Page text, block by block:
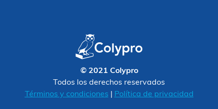
© 2021 Colypro
Todos los derechos reservados
Términos y condiciones
Política de privacidad